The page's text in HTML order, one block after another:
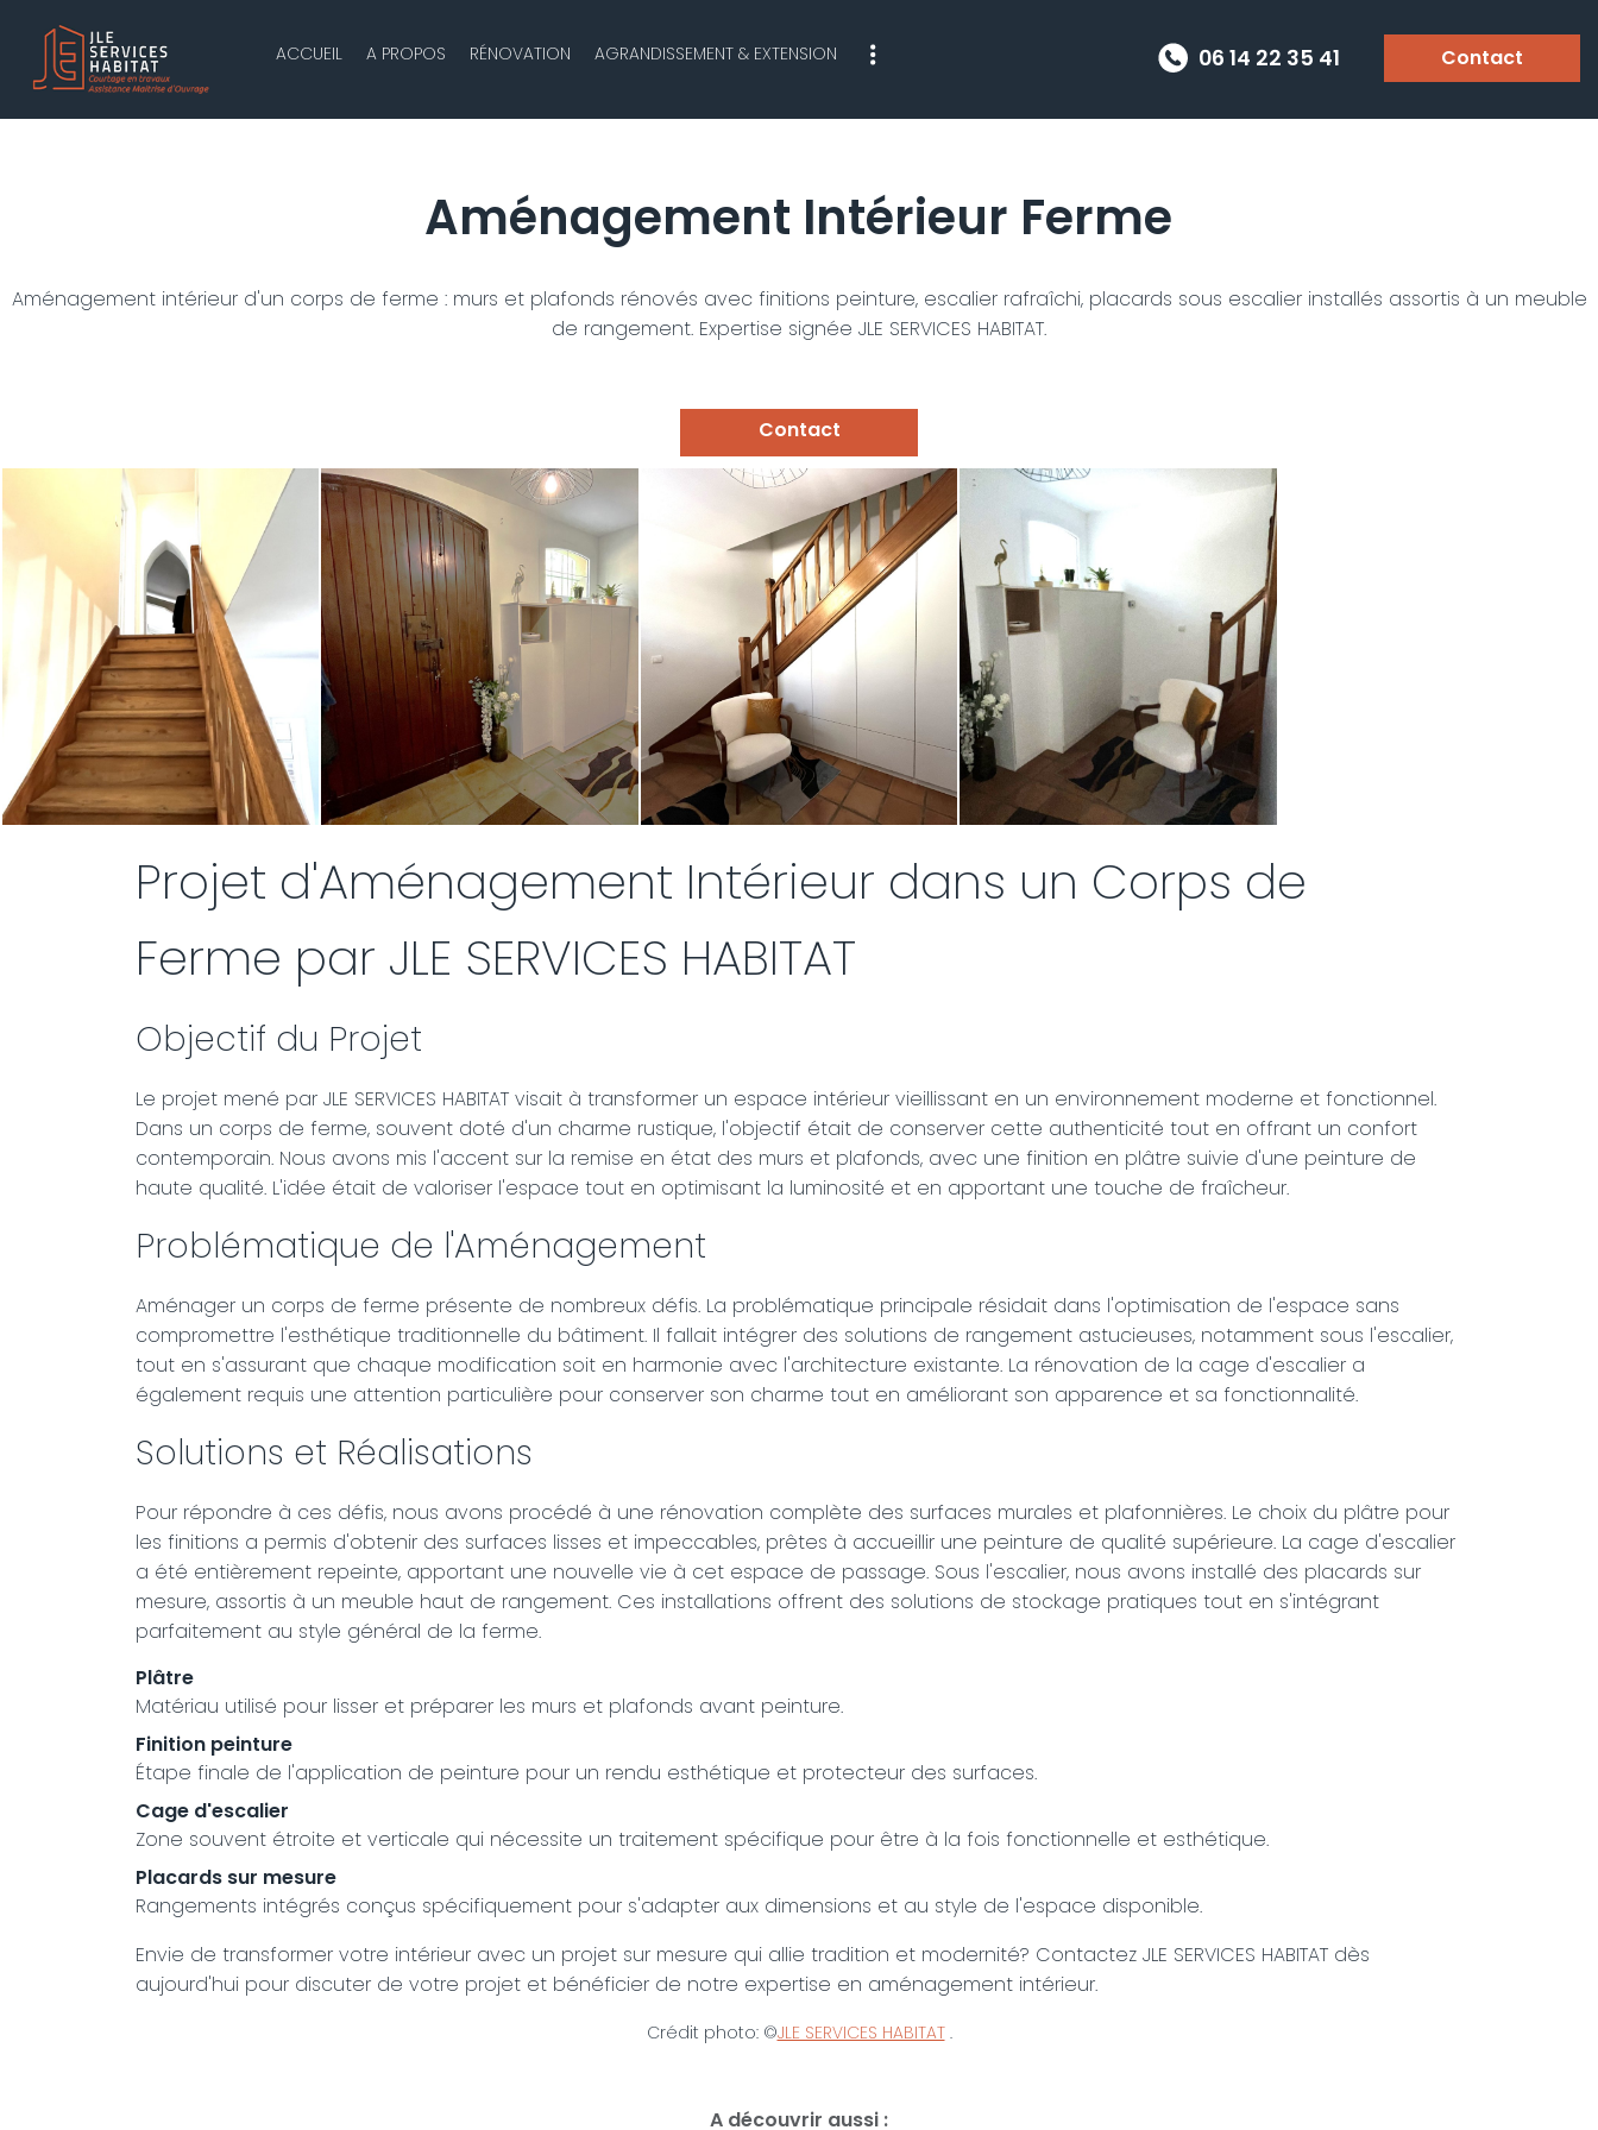
Contact
06 14 22 35 41
ACCUEIL A PROPOS RÉNOVATION AGRANDISSEMENT & EXTENSION
Aménagement Intérieur Ferme
Aménagement intérieur d'un corps de ferme : murs et plafonds rénovés avec finitions peinture, escalier rafraîchi, placards sous escalier installés assortis à un meuble
de rangement. Expertise signée JLE SERVICES HABITAT.
Contact
Projet d'Aménagement Intérieur dans un Corps de
Ferme par JLE SERVICES HABITAT
Objectif du Projet
Le projet mené par JLE SERVICES HABITAT visait à transformer un espace intérieur vieillissant en un environnement moderne et fonctionnel.
Dans un corps de ferme, souvent doté d'un charme rustique, l'objectif était de conserver cette authenticité tout en offrant un confort
contemporain. Nous avons mis l'accent sur la remise en état des murs et plafonds, avec une finition en plâtre suivie d'une peinture de
haute qualité. L'idée était de valoriser l'espace tout en optimisant la luminosité et en apportant une touche de fraîcheur.
Problématique de l'Aménagement
Aménager un corps de ferme présente de nombreux défis. La problématique principale résidait dans l'optimisation de l'espace sans
compromettre l'esthétique traditionnelle du bâtiment. Il fallait intégrer des solutions de rangement astucieuses, notamment sous l'escalier,
tout en s'assurant que chaque modification soit en harmonie avec l'architecture existante. La rénovation de la cage d'escalier a
également requis une attention particulière pour conserver son charme tout en améliorant son apparence et sa fonctionnalité.
Solutions et Réalisations
Pour répondre à ces défis, nous avons procédé à une rénovation complète des surfaces murales et plafonnières. Le choix du plâtre pour
les finitions a permis d'obtenir des surfaces lisses et impeccables, prêtes à accueillir une peinture de qualité supérieure. La cage d'escalier
a été entièrement repeinte, apportant une nouvelle vie à cet espace de passage. Sous l'escalier, nous avons installé des placards sur
mesure, assortis à un meuble haut de rangement. Ces installations offrent des solutions de stockage pratiques tout en s'intégrant
parfaitement au style général de la ferme.
Plâtre
Matériau utilisé pour lisser et préparer les murs et plafonds avant peinture.
Finition peinture
Étape finale de l'application de peinture pour un rendu esthétique et protecteur des surfaces.
Cage d'escalier
Zone souvent étroite et verticale qui nécessite un traitement spécifique pour être à la fois fonctionnelle et esthétique.
Placards sur mesure
Rangements intégrés conçus spécifiquement pour s'adapter aux dimensions et au style de l'espace disponible.
Envie de transformer votre intérieur avec un projet sur mesure qui allie tradition et modernité? Contactez JLE SERVICES HABITAT dès
aujourd'hui pour discuter de votre projet et bénéficier de notre expertise en aménagement intérieur.
Crédit photo: ©JLE SERVICES HABITAT.
A découvrir aussi :